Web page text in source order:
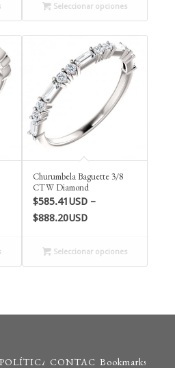
$825.00USD
through
$839.50USD
Seleccionar opciones
Churumbela Baguette 3/8
CTW Diamond
$585.41USD –
$888.20USDPrice
$585.41USD
through
Seleccionar opciones
POLÍTICASCONTACTOBookmarks